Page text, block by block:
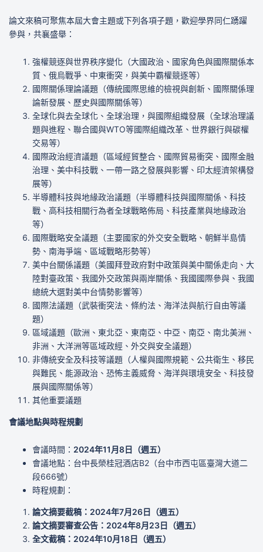
論文來稿可聚焦本屆大會主題或下列各項子題，歡迎學界同仁踴躍
參與，共襄盛舉：
強權競逐與世界秩序變化（大國政治、國家角色與國際關係本
質、俄烏戰爭、中東衝突，與美中霸權競逐等）
國際關係理論議題（傳統國際思維的檢視與創新、國際關係理
論新發展、歷史與國際關係等）
全球化與去全球化、全球治理，與國際組織發展（全球治理議
題與進程、聯合國與WTO等國際組織改革、世界銀行與碳權
交易等）
國際政治經濟議題（區域經貿整合、國際貿易衝突、國際金融
治理、美中科技戰、一帶一路之發展與影響、印太經濟架構發
展等）
半導體科技與地緣政治議題（半導體科技與國際關係、科技
戰、高科技相關行為者全球戰略佈局、科技產業與地緣政治
等）
國際戰略安全議題（主要國家的外交安全戰略、朝鮮半島情
勢、南海爭端、區域戰略形勢等）
美中台關係議題（美國拜登政府對中政策與美中關係走向、大
陸對臺政策、我國外交政策與兩岸關係、我國國際參與、我國
總統大選對美中台情勢影響等）
國際法議題（武裝衝突法、條約法、海洋法與航行自由等議
題）
區域議題（歐洲、東北亞、東南亞、中亞、南亞、南北美洲、
非洲、大洋洲等區域政經、外交與安全議題）
非傳統安全及科技等議題（人權與國際規範、公共衛生、移民
與難民、能源政治、恐怖主義威脅、海洋與環境安全、科技發
展與國際關係等）
其他重要議題
會議地點與時程規劃
會議時間： 2024年11月8日（週五）
會議地點：台中長榮桂冠酒店B2（台中市西屯區臺灣大道二
段666號）
時程規劃：
論文摘要截稿：2024年7月26日（週五）
論文摘要審查公告：2024年8月23日（週五）
全文截稿：2024年10月18日（週五）